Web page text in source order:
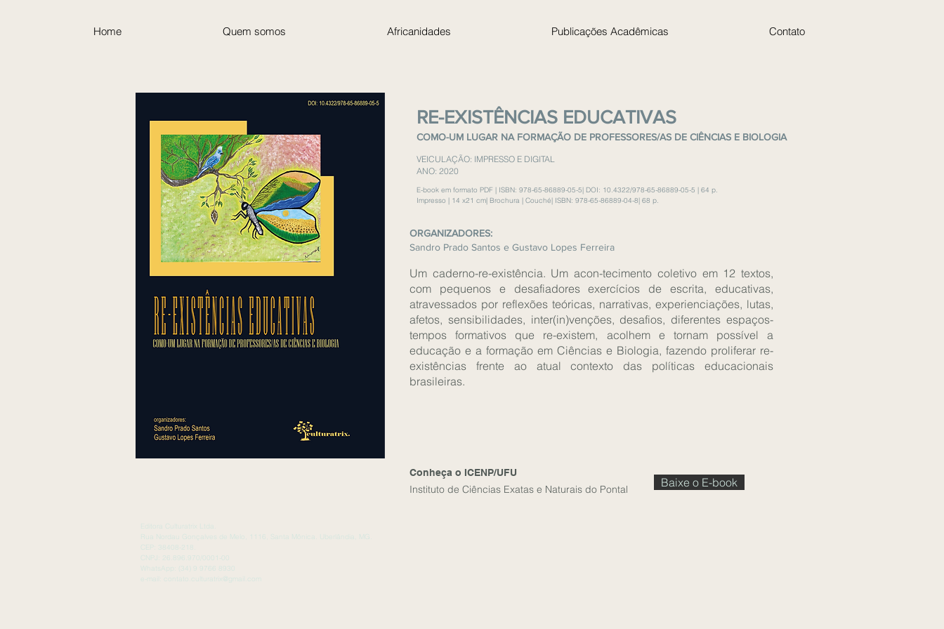
Home Quem somos Africanidades Publicações Acadêmicas Contato
RE-EXISTÊNCIAS EDUCATIVAS
COMO-UM LUGAR NA FORMAÇÃO DE PROFESSORES/AS DE CIÊNCIAS E BIOLOGIA
VEICULAÇÃO: IMPRESSO E DIGITAL
ANO: 2020
E-book em formato PDF | ISBN: 978-65-86889-05-5| DOI: 10.4322/978-65-86889-05-5 | 64 p.
Impresso | 14 x21 cm| Brochura | Couché| ISBN: 978-65-86889-04-8| 68 p.
ORGANIZADORES:
Sandro Prado Santos e Gustavo Lopes Ferreira
Um caderno-re-existência. Um acon-tecimento coletivo em 12 textos,
com pequenos e desafiadores exercícios de escrita, educativas,
atravessados por reflexões teóricas, narrativas, experienciações, lutas,
afetos, sensibilidades, inter(in)venções, desafios, diferentes espaços-
tempos formativos que re-existem, acolhem e tornam possível a
educação e a formação em Ciências e Biologia, fazendo proliferar re-
existências frente ao atual contexto das políticas educacionais
brasileiras.
Conheça o ICENP/UFU
Instituto de Ciências Exatas e Naturais do Pontal Baixe o E-book
Editora Culturatrix Ltda.
Rua Nordau Gonçalves de Melo, 1116, Santa Mônica. Uberlândia, MG.
CEP: 38408-218.
CNPJ: 26.896.970/0001-00
WhatsApp: (34) 9 9766 8930
contato.culturatrix@gmail.com